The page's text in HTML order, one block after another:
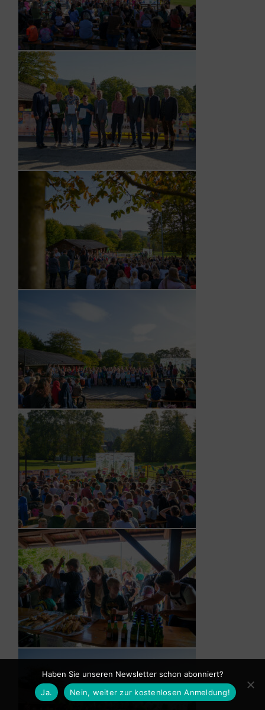
Haben Sie unseren Newsletter schon abonniert?
Ja.
Nein, weiter zur kostenlosen Anmeldung!